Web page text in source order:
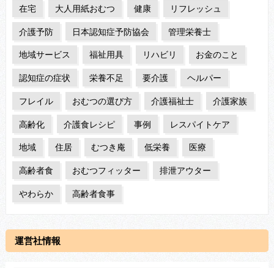
在宅 大人用紙おむつ 健康 リフレッシュ
介護予防 日本認知症予防協会 管理栄養士
地域サービス 福祉用具 リハビリ お金のこと
認知症の症状 栄養不足 要介護 ヘルパー
フレイル おむつの選び方 介護福祉士 介護家族
高齢化 介護食レシピ 事例 レスパイトケア
地域 住居 むつき庵 低栄養 医療
高齢者食 おむつフィッター 排泄アウター
やわらか 高齢者食事
運営社情報